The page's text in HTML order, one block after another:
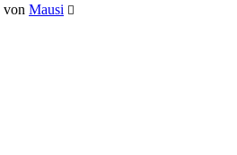
von Mausi